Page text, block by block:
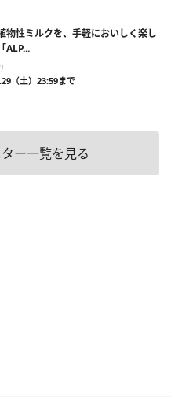
物性ミルクを、手軽においしく楽し
ALP...
（土）23:59まで
ー一覧を見る